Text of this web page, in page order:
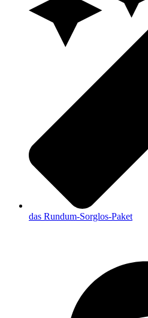
das Rundum-Sorglos-Paket